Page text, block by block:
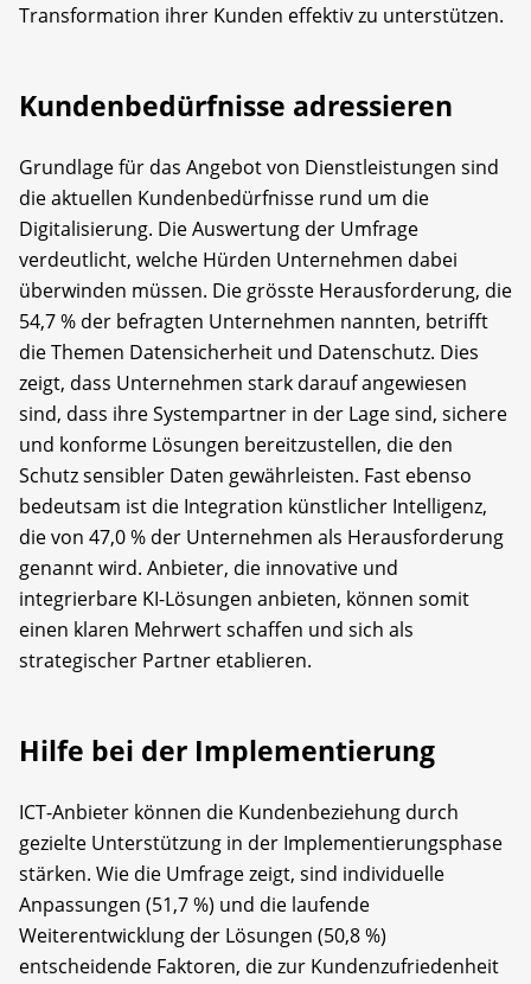
Transformation ihrer Kunden effektiv zu unterstützen.
Kundenbedürfnisse adressieren
Grundlage für das Angebot von Dienstleistungen sind
die aktuellen Kundenbedürfnisse rund um die
Digitalisierung. Die Auswertung der Umfrage
verdeutlicht, welche Hürden Unternehmen dabei
überwinden müssen. Die grösste Herausforderung, die
54,7 % der befragten Unternehmen nannten, betrifft
die Themen Datensicherheit und Datenschutz. Dies
zeigt, dass Unternehmen stark darauf angewiesen
sind, dass ihre Systempartner in der Lage sind, sichere
und konforme Lösungen bereitzustellen, die den
Schutz sensibler Daten gewährleisten. Fast ebenso
bedeutsam ist die Integration künstlicher Intelligenz,
die von 47,0 % der Unternehmen als Herausforderung
genannt wird. Anbieter, die innovative und
integrierbare KI-Lösungen anbieten, können somit
einen klaren Mehrwert schaffen und sich als
strategischer Partner etablieren.
Hilfe bei der Implementierung
ICT-Anbieter können die Kundenbeziehung durch
gezielte Unterstützung in der Implementierungsphase
stärken. Wie die Umfrage zeigt, sind individuelle
Anpassungen (51,7 %) und die laufende
Weiterentwicklung der Lösungen (50,8 %)
entscheidende Faktoren, die zur Kundenzufriedenheit